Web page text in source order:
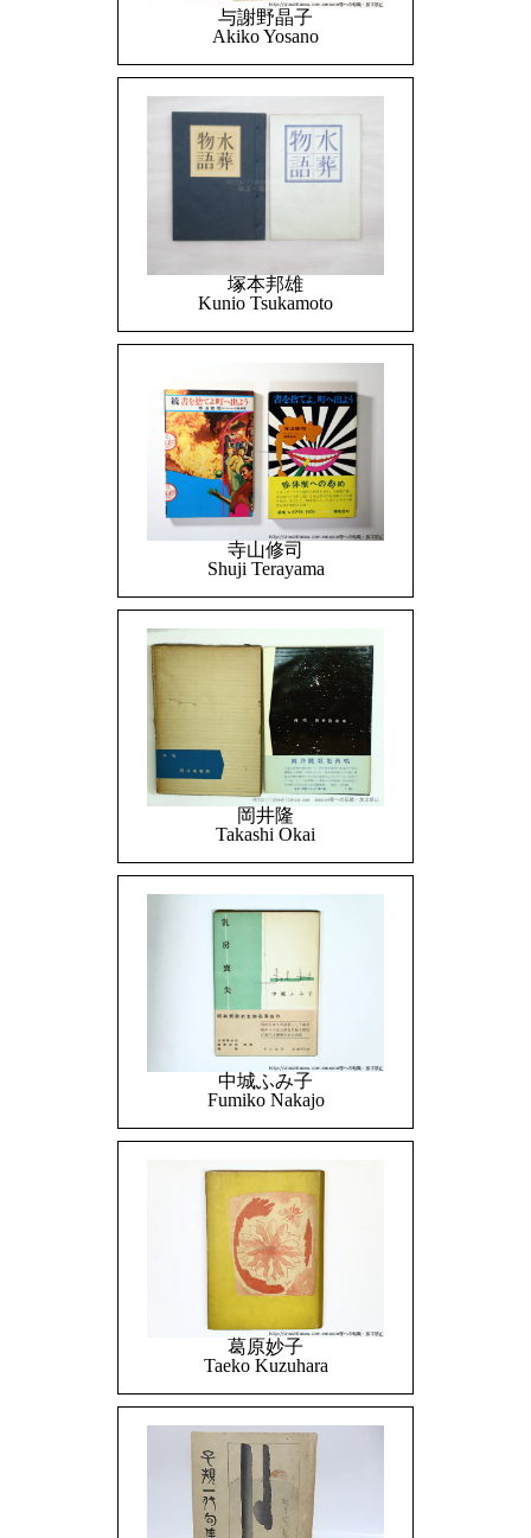
与謝野晶子
Akiko Yosano
塚本邦雄
Kunio Tsukamoto
寺山修司
Shuji Terayama
岡井隆
Takashi Okai
中城ふみ子
Fumiko Nakajo
葛原妙子
Taeko Kuzuhara